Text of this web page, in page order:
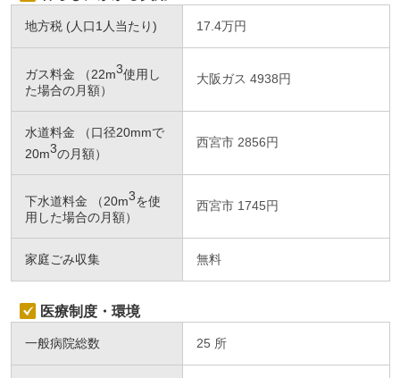
地方税 (人口1人当たり) 17.4万円
ガス料金 （22m3使用し
た場合の月額）
大阪ガス 4938円
水道料金 （口径20mmで
20m3の月額）
西宮市 2856円
下水道料金 （20m3を使
用した場合の月額）
西宮市 1745円
家庭ごみ収集 無料
医療制度・環境
一般病院総数 25 所